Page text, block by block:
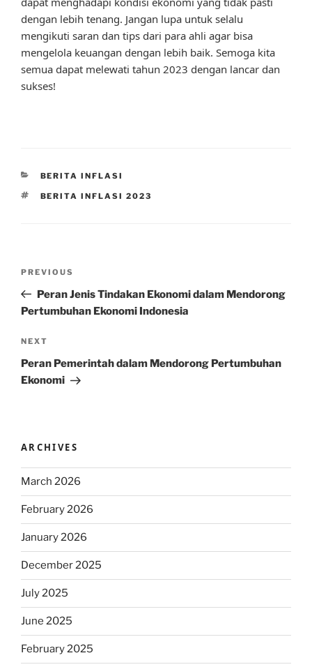
dengan lebih tenang. Jangan lupa untuk selalu
mengikuti saran dan tips dari para ahli agar bisa
mengelola keuangan dengan lebih baik. Semoga kita
semua dapat melewati tahun 2023 dengan lancar dan
sukses!
CATEGORIES
BERITA INFLASI
TAGS
BERITA INFLASI 2023
Previous
Post
PREVIOUS
Peran Jenis Tindakan Ekonomi dalam Mendorong
Pertumbuhan Ekonomi Indonesia
Next
Post
NEXT
Peran Pemerintah dalam Mendorong Pertumbuhan
Ekonomi
ARCHIVES
March 2026
February 2026
January 2026
December 2025
July 2025
June 2025
February 2025